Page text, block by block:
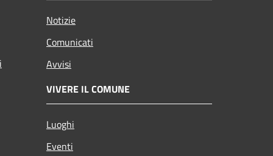
Notizie
Comunicati
Avvisi
VIVERE IL COMUNE
Luoghi
Eventi